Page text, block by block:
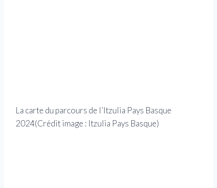
La carte du parcours de l’Itzulia Pays Basque
2024(Crédit image : Itzulia Pays Basque)